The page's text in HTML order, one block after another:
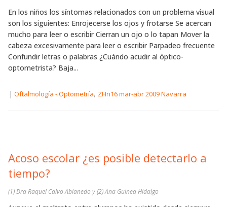
En los niños los síntomas relacionados con un problema visual
son los siguientes: Enrojecerse los ojos y frotarse Se acercan
mucho para leer o escribir Cierran un ojo o lo tapan Mover la
cabeza excesivamente para leer o escribir Parpadeo frecuente
Confundir letras o palabras ¿Cuándo acudir al óptico-
optometrista? Baja...
| Oftalmología - Optometría, ZHn16 mar-abr 2009 Navarra
Acoso escolar ¿es posible detectarlo a
tiempo?
(1) Dra Raquel Calvo Ablanedo y (2) Ana Guinea Hidalgo